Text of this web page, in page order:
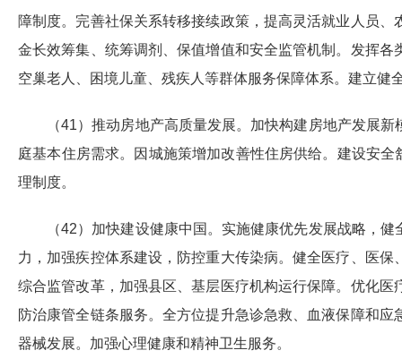
障制度。完善社保关系转移接续政策，提高灵活就业人员
金长效筹集、统筹调剂、保值增值和安全监管机制。发挥
空巢老人、困境儿童、残疾人等群体服务保障体系。建立
（41）推动房地产高质量发展。加快构建房地产发展
庭基本住房需求。因城施策增加改善性住房供给。建设安
理制度。
（42）加快建设健康中国。实施健康优先发展战略，
力，加强疾控体系建设，防控重大传染病。健全医疗、医
综合监管改革，加强县区、基层医疗机构运行保障。优化
防治康管全链条服务。全方位提升急诊急救、血液保障和
器械发展。加强心理健康和精神卫生服务。